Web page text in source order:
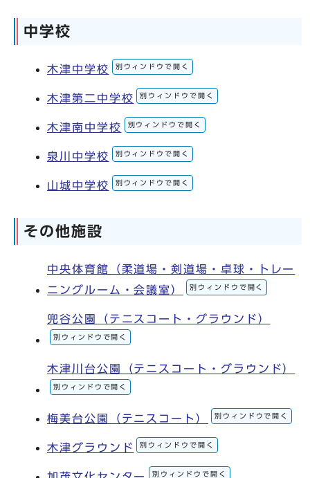
中学校
木津中学校 別ウィンドウで開く
木津第二中学校 別ウィンドウで開く
木津南中学校 別ウィンドウで開く
泉川中学校 別ウィンドウで開く
山城中学校 別ウィンドウで開く
その他施設
中央体育館（柔道場・剣道場・卓球・トレー
ニングルーム・会議室）
別ウィンドウで開く
兜谷公園（テニスコート・グラウンド）
別ウィンドウで開く
木津川台公園（テニスコート・グラウンド）
別ウィンドウで開く
梅美台公園（テニスコート） 別ウィンドウで開く
木津グラウンド 別ウィンドウで開く
別ウィンドウで開く